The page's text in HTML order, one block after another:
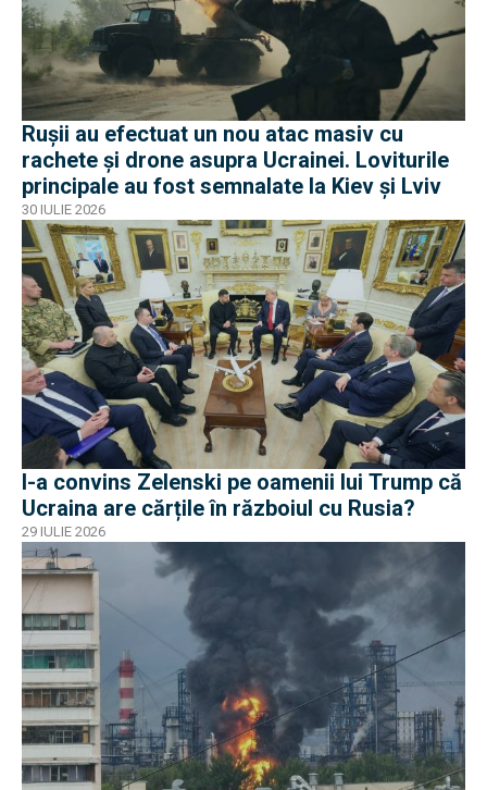
Rușii au efectuat un nou atac masiv cu
rachete și drone asupra Ucrainei. Loviturile
principale au fost semnalate la Kiev și Lviv
30 IULIE 2026
I-a convins Zelenski pe oamenii lui Trump că
Ucraina are cărțile în războiul cu Rusia?
29 IULIE 2026